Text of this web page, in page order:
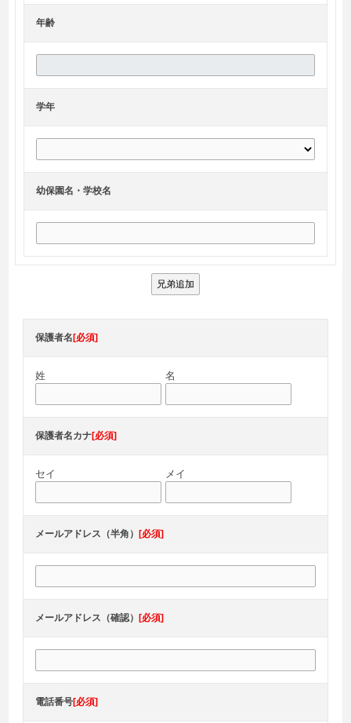
年齢
学年
幼保園名・学校名
兄弟追加
保護者名 [必須]
姓 名
保護者名カナ[必須]
セイ メイ
メールアドレス（半角） [必須]
メールアドレス（確認） [必須]
電話番号[必須]